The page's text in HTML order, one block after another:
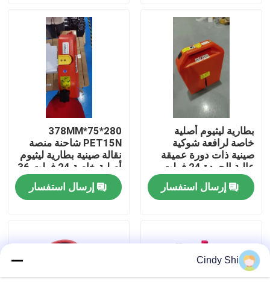
جولة في المعمل
رقابة جودة
اطلب اقتباس
بطارية الليثيوم رافعة شوكية
بطارية ليثيوم أيون رافعة شوكية كهربائية
بطارية شاحنة البليت
بطارية ليثيوم أصلية
خاصة لرافعة شوكية
صينية ذات دورة عميقة
عالية الجودة 24 فولت
36 أمبير في الساعة
لرافعة شوكية منصات
نقالة PET15N
إرسال استفسار
280*75*378MM
PET15N شاحنة منصة
نقالة صينية بطارية ليثيوم
أصلية خاصة 24 فولت 36
أمبير
إرسال استفسار
Cindy Shi